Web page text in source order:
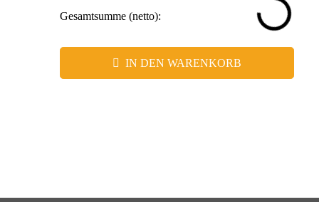
Gesamtsumme (netto):
IN DEN WARENKORB